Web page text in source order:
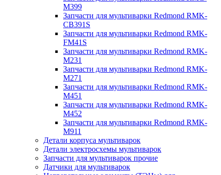
M399
Запчасти для мультиварки Redmond RMK-
CB391S
Запчасти для мультиварки Redmond RMK-
FM41S
Запчасти для мультиварки Redmond RMK-
M231
Запчасти для мультиварки Redmond RMK-
M271
Запчасти для мультиварки Redmond RMK-
M451
Запчасти для мультиварки Redmond RMK-
M452
Запчасти для мультиварки Redmond RMK-
M911
Детали корпуса мультиварок
Детали электросхемы мультиварок
Запчасти для мультиварок прочие
Датчики для мультиварок